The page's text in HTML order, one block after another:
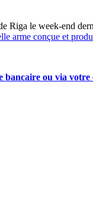
Riga le week-end
arme conçue et
bancaire ou via